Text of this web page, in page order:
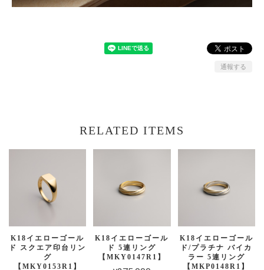
通報する
RELATED ITEMS
K18イエローゴール
ド スクエア印台リン
グ
【MKY0153R1】
K18イエローゴール
ド 5連リング
【MKY0147R1】
K18イエローゴール
ド/プラチナ バイカ
ラー 5連リング
【MKP0148R1】